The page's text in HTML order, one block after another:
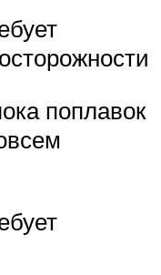
поплавок